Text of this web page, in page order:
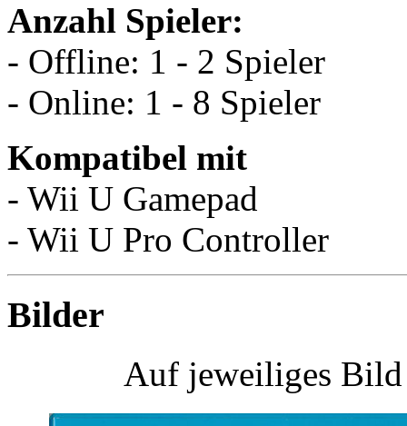
Anzahl Spieler:
- Offline: 1 - 2 Spieler
- Online: 1 - 8 Spieler
Kompatibel mit
- Wii U Gamepad
- Wii U Pro Controller
Bilder
Auf jeweiliges